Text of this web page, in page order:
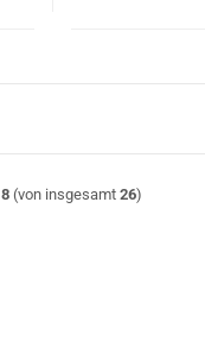
8(von insgesamt 26)